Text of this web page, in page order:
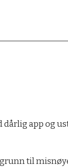
dårlig app og
til